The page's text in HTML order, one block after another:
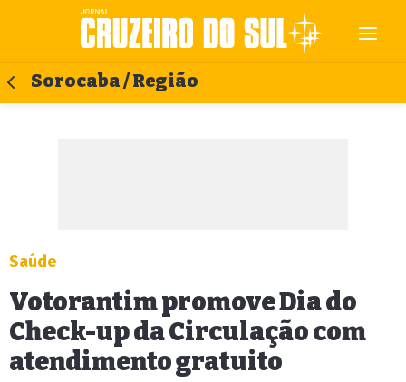
Sorocaba / Região
Saúde
Votorantim promove Dia do
Check-up da Circulação com
atendimento gratuito